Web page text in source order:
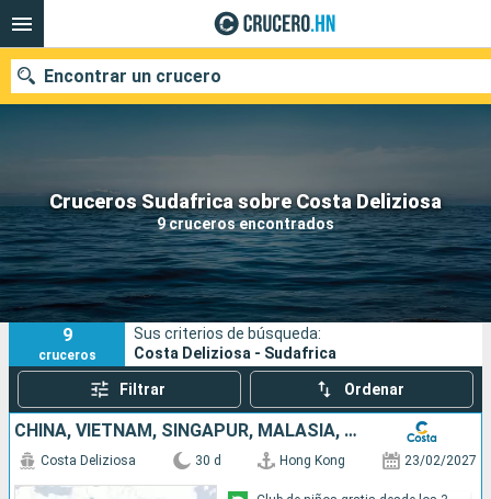
Cruceros Sudafrica sobre Costa Deliziosa
9 cruceros encontrados
Encontrar un crucero
Nuestros destinos
Fecha de salida
Puertos Compañías
Buscar
9
cruceros
Sus criterios de búsqueda:
Costa Deliziosa - Sudafrica
Filtrar Ordenar
CHINA, VIETNAM, SINGAPUR, MALASIA, SRI LANKA, MALDIVAS, MAURICIO, SUDÁFRICA
Costa Deliziosa 30 d Hong Kong 23/02/2027